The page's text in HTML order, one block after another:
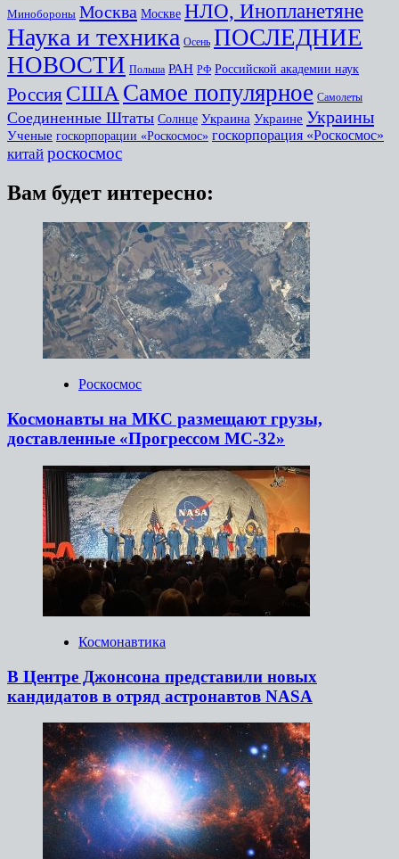
Минобороны Москва Москве НЛО, Инопланетяне
Наука и техника Осень ПОСЛЕДНИЕ
НОВОСТИ Польша РАН РФ Российской академии наук
Россия США Самое популярное Самолеты
Соединенные Штаты Солнце Украина Украине Украины
Ученые госкорпорации «Роскосмос» госкорпорация «Роскосмос»
китай роскосмос
Вам будет интересно:
Роскосмос
Космонавты на МКС размещают грузы,
доставленные «Прогрессом МС-32»
Космонавтика
В Центре Джонсона представили новых
кандидатов в отряд астронавтов NASA